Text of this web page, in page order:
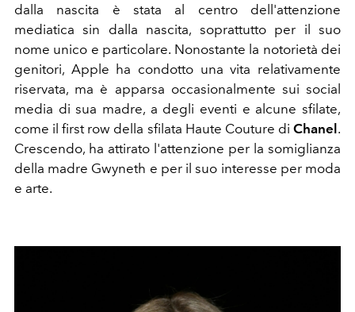
dalla nascita è stata al centro dell'attenzione
mediatica sin dalla nascita, soprattutto per il suo
nome unico e particolare. Nonostante la notorietà dei
genitori, Apple ha condotto una vita relativamente
riservata, ma è apparsa occasionalmente sui social
media di sua madre, a degli eventi e alcune sfilate,
come il first row della sfilata Haute Couture di Chanel.
Crescendo, ha attirato l'attenzione per la somiglianza
della madre Gwyneth e per il suo interesse per moda
e arte.